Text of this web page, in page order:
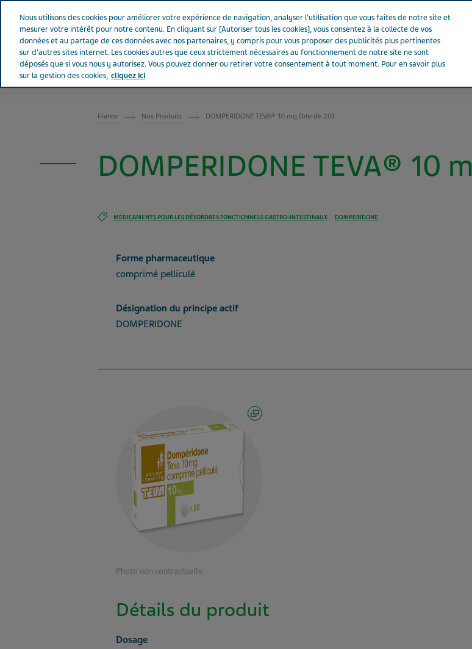
Aller sur Tevapharm
FRANCE
France Nos Produits DOMPERIDONE TEVA® 10 mg (bte de 20)
DOMPERIDONE TEVA® 10
MÉDICAMENTS POUR LES DÉSORDRES FONCTIONNELS GASTRO-INTESTINAUX DOMPERIDONE
Forme pharmaceutique
comprimé pelliculé
Désignation du principe actif
DOMPERIDONE
Photo non contractuelle
Détails du produit
Dosage
Nous utilisons des cookies pour améliorer votre expérience de navigation, analyser l’utilisation que vous faites de notre site et
mesurer votre intérêt pour notre contenu. En cliquant sur [Autoriser tous les cookies], vous consentez à la collecte de vos
données et au partage de ces données avec nos partenaires, y compris pour vous proposer des publicités plus pertinentes
sur d'autres sites internet. Les cookies autres que ceux strictement nécessaires au fonctionnement de notre site ne sont
déposés que si vous nous y autorisez. Vous pouvez donner ou retirer votre consentement à tout moment. Pour en savoir plus
sur la gestion des cookies, cliquez ici